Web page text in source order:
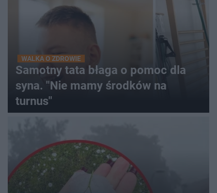
WALKA O ZDROWIE
Samotny tata błaga o pomoc dla
syna. "Nie mamy środków na
turnus"